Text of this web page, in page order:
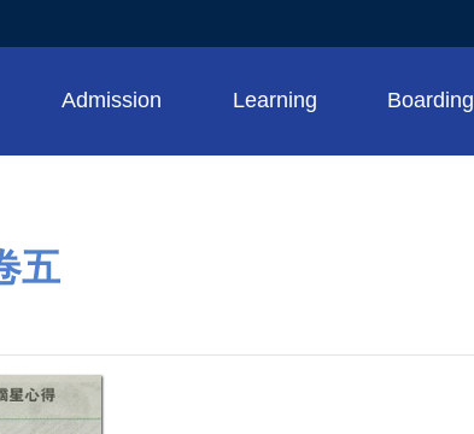
Admission Learning Boarding
五